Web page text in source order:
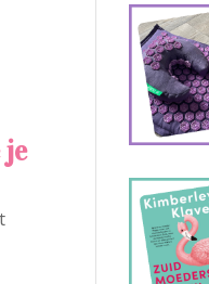
je